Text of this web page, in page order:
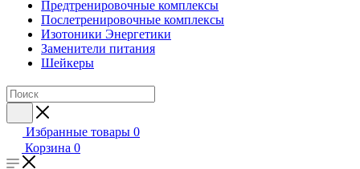
Предтренировочные комплексы
Послетренировочные комплексы
Изотоники Энергетики
Заменители питания
Шейкеры
Избранные товары 0
Корзина 0